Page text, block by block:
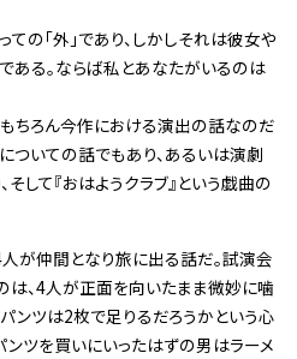
ての「外」であり、しかしそれは彼女や
ある。ならば私とあなたがいるのは
ちろん今作における演出の話なのだ
ついての話でもあり、あるいは演劇
して『おはようクラブ』という戯曲の
人が仲間となり旅に出る話だ。試演会
は、4人が正面を向いたまま微妙に噛
ンツは2枚で足りるだろうかという心
ツを買いにいったはずの男はラーメ